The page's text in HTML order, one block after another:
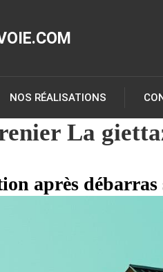
NOS RÉALISATIONS
La
après débarras